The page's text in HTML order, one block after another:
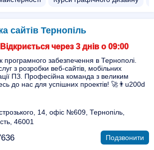
сайтів Тернопіль
через 3 днів о 09:00
програмного забезпечення в Тернополі.
з розробки веб-сайтів, мобільних
ПЗ. Професійна команда з великим
до нас для успішних проектів! 🚀👨u200d
14, офіс №609, Тернопіль,
46001
Подзвонити